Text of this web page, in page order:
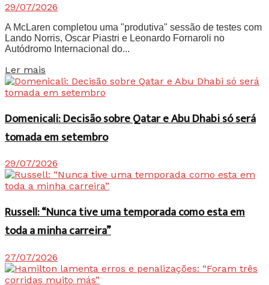
29/07/2026
A McLaren completou uma "produtiva" sessão de testes com
Lando Norris, Oscar Piastri e Leonardo Fornaroli no
Autódromo Internacional do...
Ler mais
Domenicali: Decisão sobre Qatar e Abu Dhabi só será
tomada em setembro
29/07/2026
Russell: “Nunca tive uma temporada como esta em
toda a minha carreira”
27/07/2026